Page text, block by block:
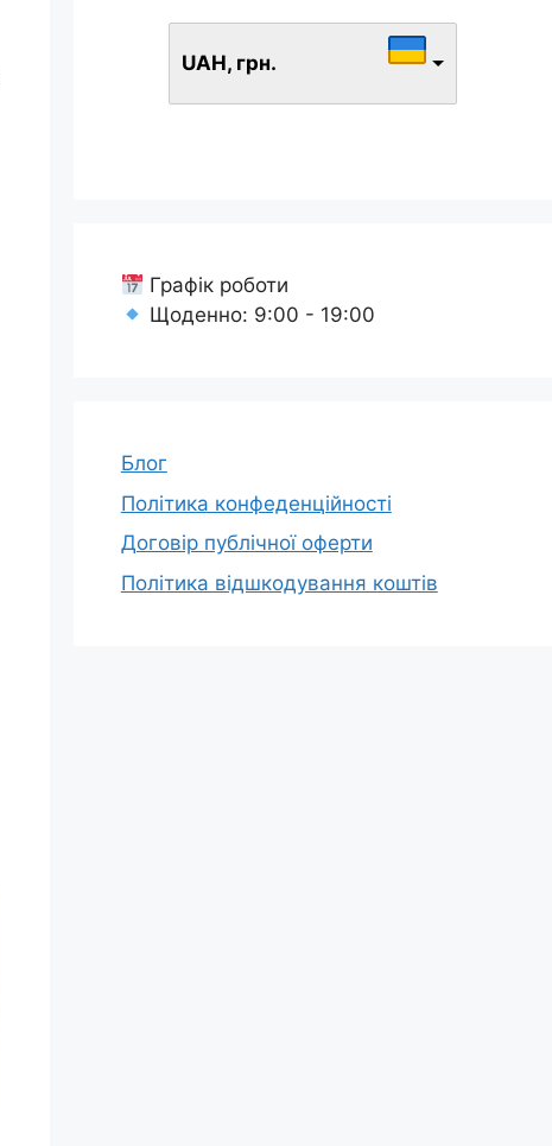
UAH, грн.
Графік роботи
Щоденно: 9:00 - 19:00
Блог
Політика конфеденційності
Договір публічної оферти
Політика відшкодування коштів